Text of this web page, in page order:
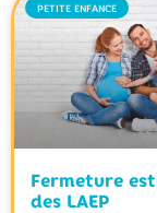
PETITE ENFANCE
Fermeture
des LAEP